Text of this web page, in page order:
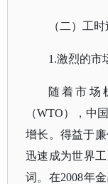
（二）工
1.激烈的市
随着市场
（WTO），中
增长。得益于
迅速成为世界
词。在2008年